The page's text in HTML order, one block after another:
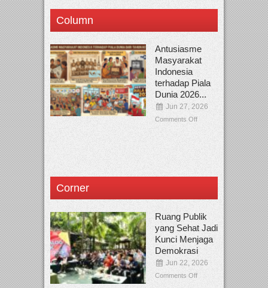
Column
Antusiasme
Masyarakat
Indonesia
terhadap Piala
Dunia 2026...
Jun 27, 2026
Comments Off
Corner
Ruang Publik
yang Sehat Jadi
Kunci Menjaga
Demokrasi
Jun 22, 2026
Comments Off